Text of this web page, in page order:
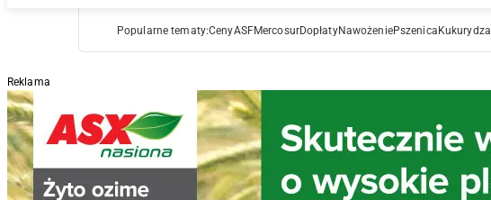
Popularne tematy:CenyASFMercosurDopłatyNawożeniePszenica Kukurydza
Reklama